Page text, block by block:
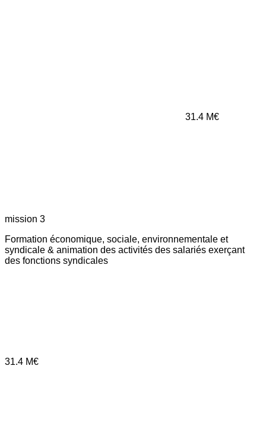
31.4 M€
mission 3
Formation économique, sociale, environnementale et
syndicale & animation des activités des salariés exerçant
des fonctions syndicales
31.4 M€